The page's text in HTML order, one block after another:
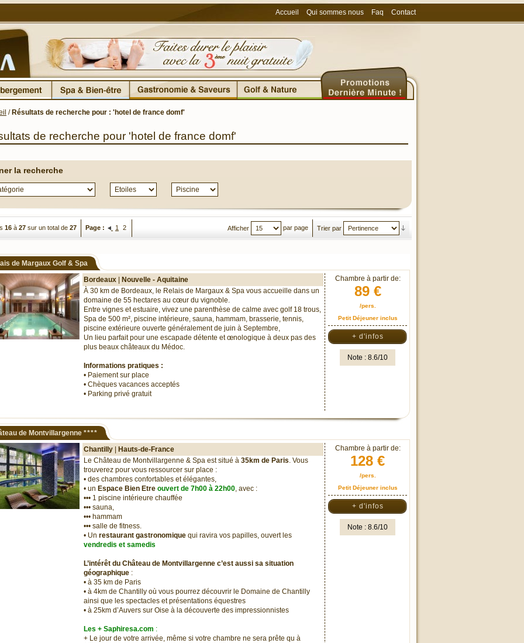
Accueil Qui sommes nous Faq Contact
/ Résultats de recherche pour : 'hotel de france domf'
de recherche pour 'hotel de france domf'
la recherche
16 à 27 sur un total de 27 Page : 1 2 Trier par
Afficher par page
de Margaux Golf & Spa
Bordeaux
Nouvelle - Aquitaine
À 30 km de Bordeaux, le Relais de Margaux & Spa vous accueille dans un
domaine de 55 hectares au cœur du vignoble.
Entre vignes et estuaire, vivez une parenthèse de calme avec golf 18 trous,
Spa de 500 m², piscine intérieure, sauna, hammam, brasserie, tennis,
piscine extérieure ouverte généralement de juin à Septembre,
Un lieu parfait pour une escapade détente et œnologique à deux pas des
plus beaux châteaux du Médoc.
Informations pratiques :
• Paiement sur place
• Chèques vacances acceptés
• Parking privé gratuit
Chambre à partir de:
89 €
/pers.
Petit Déjeuner inclus
+ d'infos
Note : 8.6/10
de Montvillargenne ****
Chantilly
Hauts-de-France
Le Château de Montvillargenne & Spa est situé à 35km de Paris. Vous
trouverez pour vous ressourcer sur place :
• des chambres confortables et élégantes,
• un Espace Bien Etre ouvert de 7h00 à 22h00, avec :
••• 1 piscine intérieure chauffée
••• sauna,
••• hammam
••• salle de fitness.
• Un restaurant gastronomique qui ravira vos papilles, ouvert les
vendredis et samedis
L’intérêt du Château de Montvillargenne c’est aussi sa situation
géographique :
• à 35 km de Paris
• à 4km de Chantilly où vous pourrez découvrir le Domaine de Chantilly
ainsi que les spectacles et présentations équestres
• à 25km d’Auvers sur Oise à la découverte des impressionnistes
Les + Saphiresa.com :
+ Le jour de votre arrivée, même si votre chambre ne sera prête qu à
Chambre à partir de:
128 €
/pers.
Petit Déjeuner inclus
+ d'infos
Note : 8.6/10